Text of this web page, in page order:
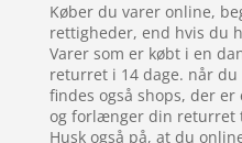
Køber du varer online,
rettigheder, end hvis du
Varer som er købt i en
returret i 14 dage. når
findes også shops, der
og forlænger din returret
Husk også på, at du